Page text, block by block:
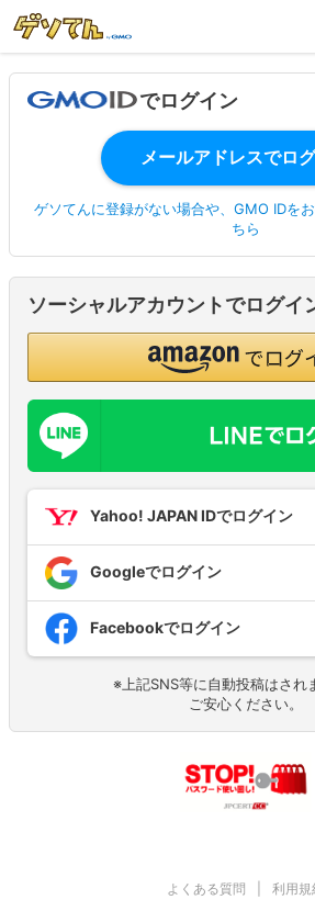
でログイン
ゲソてんに登録がない場合や、GMO IDを
ちら
ソーシャルアカウントでログイ
Yahoo! JAPAN IDでログイン
Googleでログイン
Facebookでログイン
※上記SNS等に自動投稿はされ
ご安心ください。
よくある質問 利用規